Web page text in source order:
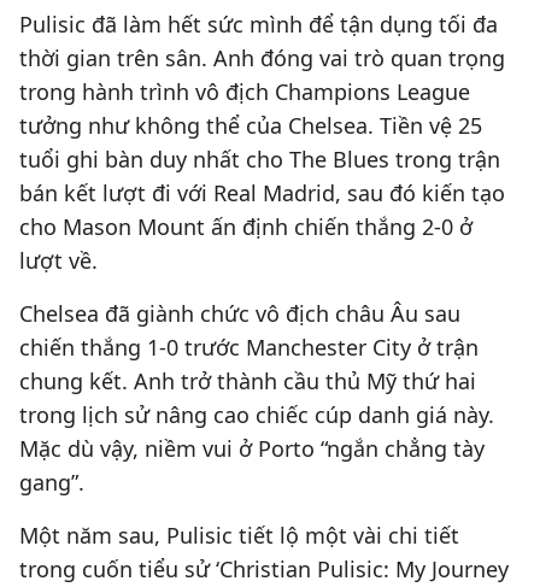
Pulisic đã làm hết sức mình để tận dụng tối đa
thời gian trên sân. Anh đóng vai trò quan trọng
trong hành trình vô địch Champions League
tưởng như không thể của Chelsea. Tiền vệ 25
tuổi ghi bàn duy nhất cho The Blues trong trận
bán kết lượt đi với Real Madrid, sau đó kiến tạo
cho Mason Mount ấn định chiến thắng 2-0 ở
lượt về.
Chelsea đã giành chức vô địch châu Âu sau
chiến thắng 1-0 trước Manchester City ở trận
chung kết. Anh trở thành cầu thủ Mỹ thứ hai
trong lịch sử nâng cao chiếc cúp danh giá này.
Mặc dù vậy, niềm vui ở Porto “ngắn chẳng tày
gang”.
Một năm sau, Pulisic tiết lộ một vài chi tiết
trong cuốn tiểu sử ‘Christian Pulisic: My Journey